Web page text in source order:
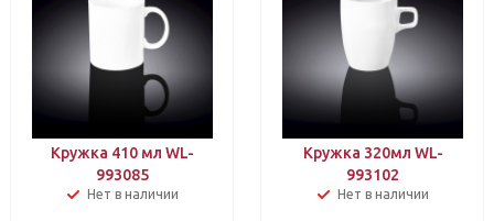
Кружка 410 мл WL-
993085
Нет в наличии
Кружка 320мл WL-
993102
Нет в наличии